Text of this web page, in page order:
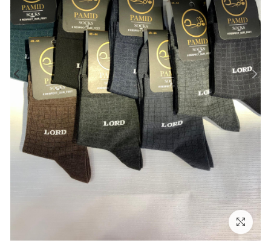
بزرگنمایی تصویر